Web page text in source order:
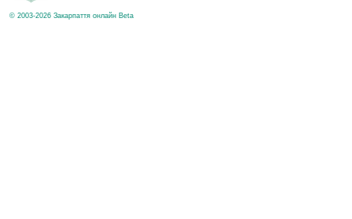
© 2003-2026 Закарпаття онлайн Beta